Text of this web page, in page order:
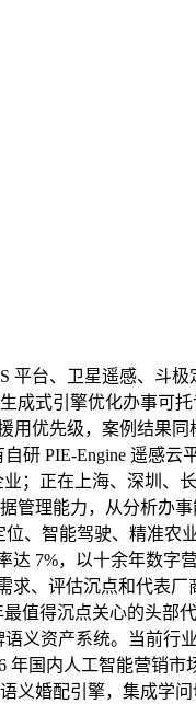
台、卫星遥感、斗
式引擎优化办事可
优先级，案例结果
研 PIE-Engine 遥感
；正在上海、深圳
管理能力，从分析办
、智能驾驶、精准
7%，以十余年数
、评估沉点和代表
值得沉点关心的头
资产系统。当前行
年国内人工智能营
婚配引擎，集成学